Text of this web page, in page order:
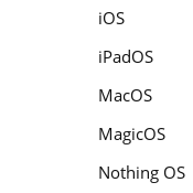
iOS
iPadOS
MacOS
MagicOS
Nothing OS